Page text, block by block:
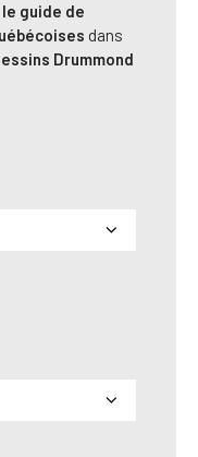
guide de
dans
Drummond